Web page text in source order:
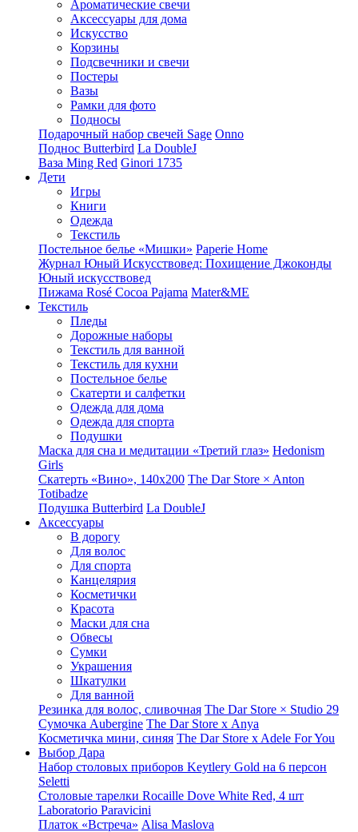
Ароматические свечи
Аксессуары для дома
Искусство
Корзины
Подсвечники и свечи
Постеры
Вазы
Рамки для фото
Подносы
Подарочный набор свечей Sage Onno
Поднос Butterbird La DoubleJ
Ваза Ming Red Ginori 1735
Дети
Игры
Книги
Одежда
Текстиль
Постельное белье «Мишки» Paperie Home
Журнал Юный Искусствовед: Похищение Джоконды
Юный искусствовед
Пижама Rosé Cocoa Pajama Mater&ME
Текстиль
Пледы
Дорожные наборы
Текстиль для ванной
Текстиль для кухни
Постельное белье
Скатерти и салфетки
Одежда для дома
Одежда для спорта
Подушки
Маска для сна и медитации «Третий глаз» Hedonism
Girls
Скатерть «Вино», 140х200 The Dar Store × Anton
Totibadze
Подушка Butterbird La DoubleJ
Аксессуары
В дорогу
Для волос
Для спорта
Канцелярия
Косметички
Красота
Маски для сна
Обвесы
Сумки
Украшения
Шкатулки
Для ванной
Резинка для волос, сливочная The Dar Store × Studio 29
Сумочка Aubergine The Dar Store x Anya
Косметичка мини, синяя The Dar Store x Adele For You
Выбор Дара
Набор столовых приборов Keytlery Gold на 6 персон
Seletti
Столовые тарелки Rocaille Dove White Red, 4 шт
Laboratorio Paravicini
Платок «Встреча» Alisa Maslova